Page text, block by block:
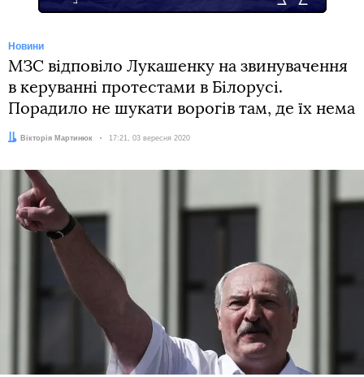
Новини
МЗС відповіло Лукашенку на звинувачення
в керуванні протестами в Білорусі.
Порадило не шукати ворогів там, де їх нема
Автор:Вікторія Мартинюк Дата:
17:21, 03 вересня 2020